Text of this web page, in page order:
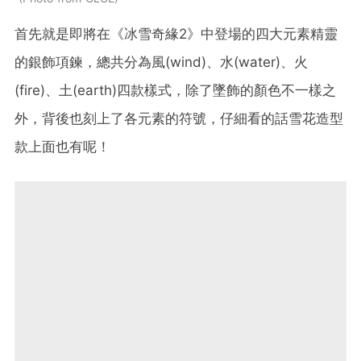
首先就是即將在《冰雪奇緣2》中登場的四大元素精靈
的銀飾項鍊，總共分為風(wind)、水(water)、火
(fire)、土(earth)四款樣式，除了墜飾的顏色不一樣之
外，背後也刻上了各元素的符號，仔細看的話雪花造型
款上面也有呢！